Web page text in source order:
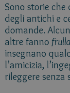
Sono storie
degli antichi e
domande.
altre fanno
insegnano
l’amicizia,
rileggere senza